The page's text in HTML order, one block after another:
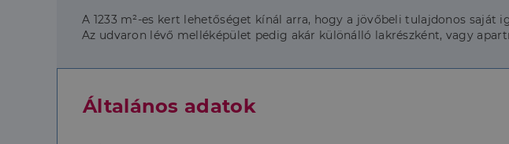
A 1233 m²-es kert lehetőséget kínál arra, hogy a jövőbeli tulajdonos
Az udvaron lévő melléképület pedig akár különálló lakrészként, vagy
Általános adatok